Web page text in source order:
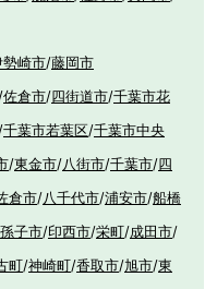
勢崎市/藤岡市
佐倉市/四街道市/千葉市花
千葉市若葉区/千葉市中央
/東金市/八街市/千葉市/四
倉市/八千代市/浦安市/船橋
子市/印西市/栄町/成田市/
町/神崎町/香取市/旭市/東